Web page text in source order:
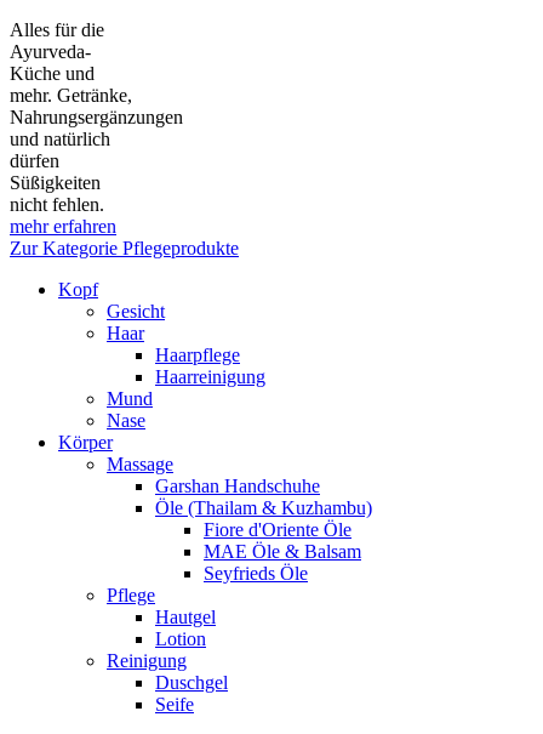
Alles für die
Ayurveda-
Küche und
mehr. Getränke,
Nahrungsergänzungen
und natürlich
dürfen
Süßigkeiten
nicht fehlen.
mehr erfahren
Zur Kategorie Pflegeprodukte
Kopf
Gesicht
Haar
Haarpflege
Haarreinigung
Mund
Nase
Körper
Massage
Garshan Handschuhe
Öle (Thailam & Kuzhambu)
Fiore d'Oriente Öle
MAE Öle & Balsam
Seyfrieds Öle
Pflege
Hautgel
Lotion
Reinigung
Duschgel
Seife